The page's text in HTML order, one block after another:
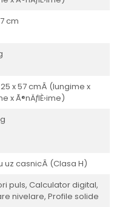
cm
25 x 57 cmÂ (lungime x
x Ã®nÄƒlÈ›ime)
uz casnicÂ (Clasa H)
puls, Calculator digital,
nivelare, Profile solide